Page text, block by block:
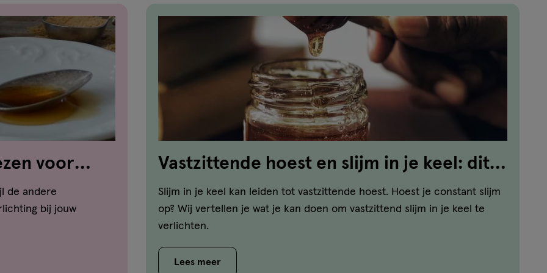
voor
de andere
bij jouw
Vastzittende hoest en slijm in je keel: dit
kun je doen!
Slijm in je keel kan leiden tot vastzittende hoest. Hoest je constant slijm
op? Wij vertellen je wat je kan doen om vastzittend slijm in je keel te
verlichten.
Lees meer